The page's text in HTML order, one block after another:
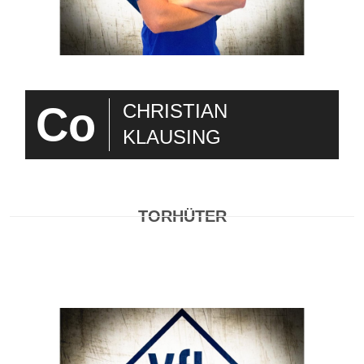
Co
CHRISTIAN
KLAUSING
TORHÜTER